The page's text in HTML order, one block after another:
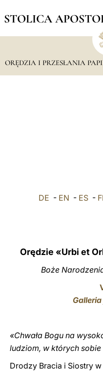
STOLICA
ORĘDZIA I PRZESŁANIA
DE - EN - ES-
Orędzie «Urbi et
Boże
«Chwała Bogu na
ludziom, w których sobie
Drodzy Bracia i Siostry w